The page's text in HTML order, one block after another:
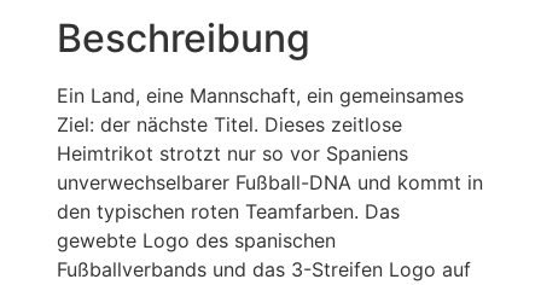
Beschreibung
Ein Land, eine Mannschaft, ein gemeinsames
Ziel: der nächste Titel. Dieses zeitlose
Heimtrikot strotzt nur so vor Spaniens
unverwechselbarer Fußball-DNA und kommt in
den typischen roten Teamfarben. Das
gewebte Logo des spanischen
Fußballverbands und das 3-Streifen Logo auf